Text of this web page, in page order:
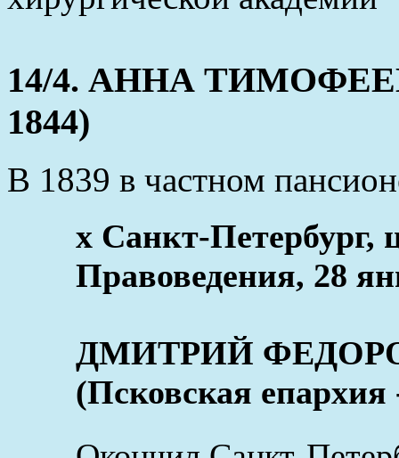
14/4. АННА
1844)
В 1839 в частном
x Санкт-Петербург,
Правоведения, 28
ДМИТРИЙ
(Псковская